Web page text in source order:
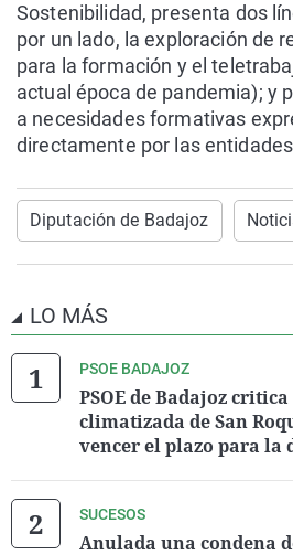
Sostenibilidad, presenta dos
por un lado, la exploración de
para la formación y el
actual época de pandemia); y
a necesidades formativas
directamente por las
Diputación de Badajoz
LO MÁS
PSOE BADAJOZ
PSOE de Badajoz
climatizada de San
vencer el plazo para la
SUCESOS
Anulada una condena